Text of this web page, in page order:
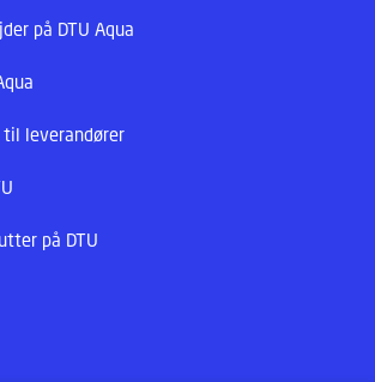
på DTU Aqua
leverandører
på DTU